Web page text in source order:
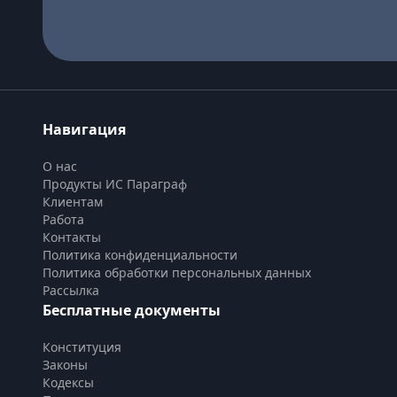
Навигация
О нас
Продукты ИС Параграф
Клиентам
Работа
Контакты
Политика конфиденциальности
Политика обработки персональных данных
Рассылка
Бесплатные документы
Конституция
Законы
Кодексы